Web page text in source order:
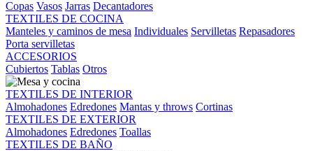
Copas Vasos Jarras Decantadores
TEXTILES DE COCINA
Manteles y caminos de mesa Individuales Servilletas Repasadores
Porta servilletas
ACCESORIOS
Cubiertos Tablas Otros
TEXTILES DE INTERIOR
Almohadones Edredones Mantas y throws Cortinas
TEXTILES DE EXTERIOR
Almohadones Edredones Toallas
TEXTILES DE BAÑO